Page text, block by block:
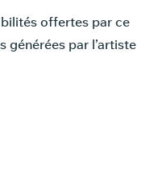
offertes par ce
générées par l’artiste